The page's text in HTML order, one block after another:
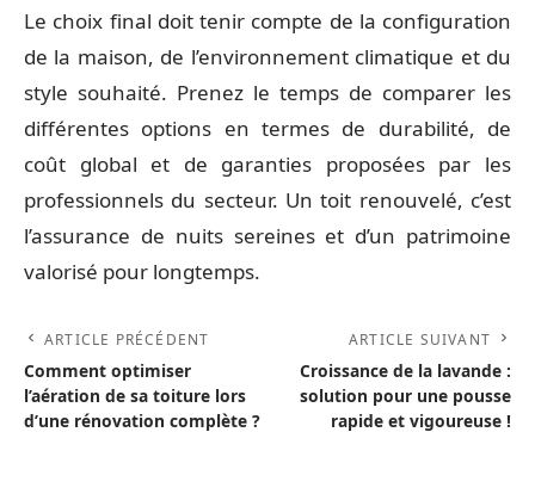
Le choix final doit tenir compte de la configuration
de la maison, de l’environnement climatique et du
style souhaité. Prenez le temps de comparer les
différentes options en termes de durabilité, de
coût global et de garanties proposées par les
professionnels du secteur. Un toit renouvelé, c’est
l’assurance de nuits sereines et d’un patrimoine
valorisé pour longtemps.
ARTICLE PRÉCÉDENT
Comment optimiser
l’aération de sa toiture lors
d’une rénovation complète ?
ARTICLE SUIVANT
Croissance de la lavande :
solution pour une pousse
rapide et vigoureuse !